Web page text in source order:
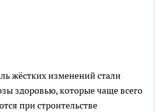
жёстких изменений стали
здоровью, которые чаще всего
при строительстве